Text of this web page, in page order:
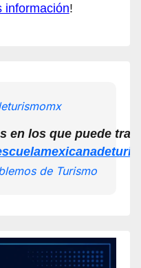
información!
en los que puede
de Turismo